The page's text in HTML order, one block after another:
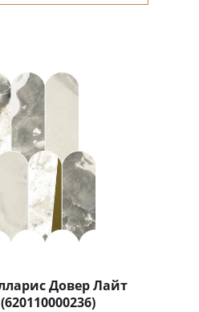
Довер Лайт